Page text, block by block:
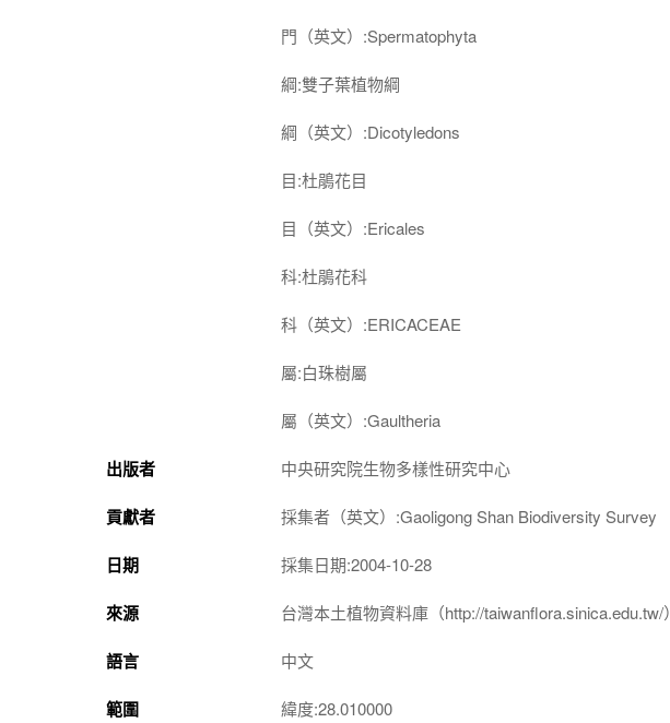
門（英文）:Spermatophyta
綱:雙子葉植物綱
綱（英文）:Dicotyledons
目:杜鵑花目
目（英文）:Ericales
科:杜鵑花科
科（英文）:ERICACEAE
屬:白珠樹屬
屬（英文）:Gaultheria
出版者 中央研究院生物多樣性研究中心
貢獻者 採集者（英文）:Gaoligong Shan Biodiversity Survey
日期 採集日期:2004-10-28
來源 台灣本土植物資料庫（http://taiwanflora.sinica.edu.tw/）
語言 中文
範圍 緯度:28.010000